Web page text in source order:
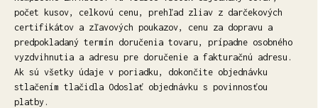
počet kusov, celkovú cenu, prehľad zliav z darčekových
certifikátov a zľavových poukazov, cenu za dopravu a
predpokladaný termín doručenia tovaru, prípadne osobného
vyzdvihnutia a adresu pre doručenie a fakturačnú adresu.
Ak sú všetky údaje v poriadku, dokončite objednávku
stlačením tlačidla Odoslať objednávku s povinnosťou
platby.